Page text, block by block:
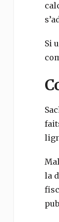
Si
la